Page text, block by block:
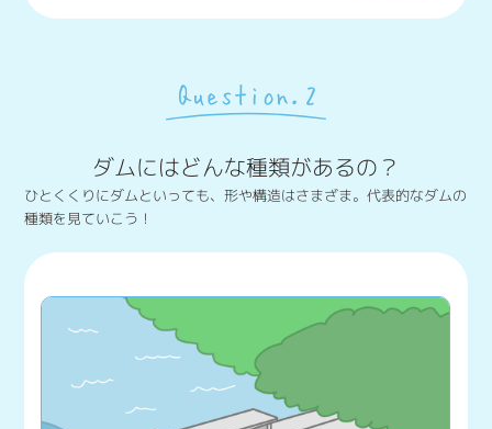
ダムにはどんな種類があるの？
ひとくくりにダムといっても、形や構造はさまざま。代表的なダムの
種類を見ていこう！